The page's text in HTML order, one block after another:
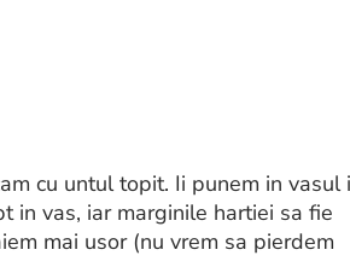
cu untul topit. Ii punem in vasul
in vas, iar marginile hartiei sa fie
mai usor (nu vrem sa pierdem